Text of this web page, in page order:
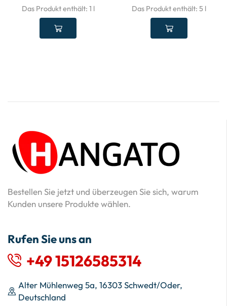
Das Produkt enthält: 1 l
Das Produkt enthält: 5 l
Bestellen Sie jetzt und überzeugen Sie sich, warum
Kunden unsere Produkte wählen.
Rufen Sie uns an
+49 15126585314
Alter Mühlenweg 5a, 16303 Schwedt/Oder,
Deutschland